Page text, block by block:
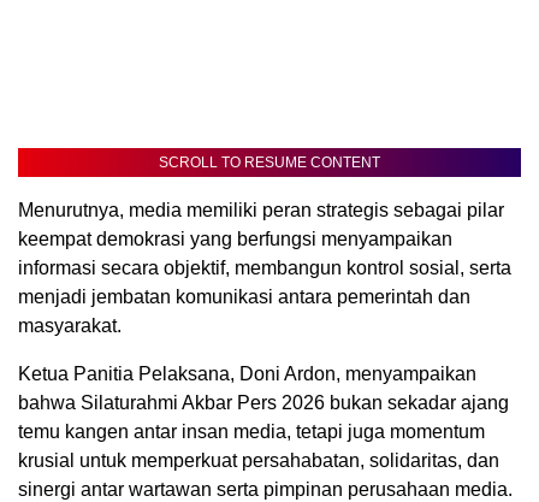
SCROLL TO RESUME CONTENT
Menurutnya, media memiliki peran strategis sebagai pilar
keempat demokrasi yang berfungsi menyampaikan
informasi secara objektif, membangun kontrol sosial, serta
menjadi jembatan komunikasi antara pemerintah dan
masyarakat.
Ketua Panitia Pelaksana, Doni Ardon, menyampaikan
bahwa Silaturahmi Akbar Pers 2026 bukan sekadar ajang
temu kangen antar insan media, tetapi juga momentum
krusial untuk memperkuat persahabatan, solidaritas, dan
sinergi antar wartawan serta pimpinan perusahaan media.